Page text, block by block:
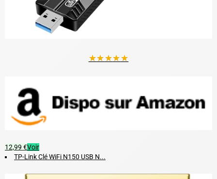
★★★★★
12,99 €Voir
TP-Link Clé WiFi N150 USB N...